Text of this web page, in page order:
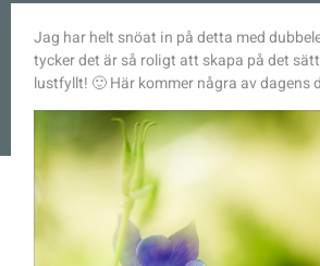
Jag har helt snöat in på detta med
tycker det är så roligt att skapa på det
lustfyllt! 🙂 Här kommer några av dagens